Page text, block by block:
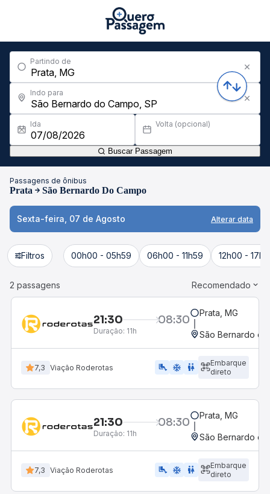
Partindo de
Indo para
Ida Volta (opcional)
Buscar Passagem
Passagens de ônibus
Prata São Bernardo Do Campo
Sexta-feira, 07 de Agosto Alterar data
Filtros 00h00 - 05h59 06h00 - 11h59 12h00 -
2 passagens Recomendado
21:30 08:30
Duração: 11h
Prata, MG
São Bernardo do
7,3 Viação Roderotas airline_seat_legroom_extra ac_unit WC
Embarque
direto
21:30 08:30
Duração: 11h
Prata, MG
São Bernardo do
7,3 Viação Roderotas airline_seat_legroom_extra ac_unit wc
Embarque
direto